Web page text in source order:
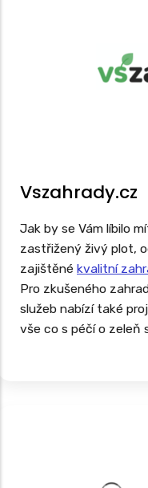
Vszahrady.cz
Jak by se Vám líbilo
zastřižený živý plot,
zajištěné kvalitní
Pro zkušeného
služeb nabízí také
vše co s péčí o zeleň